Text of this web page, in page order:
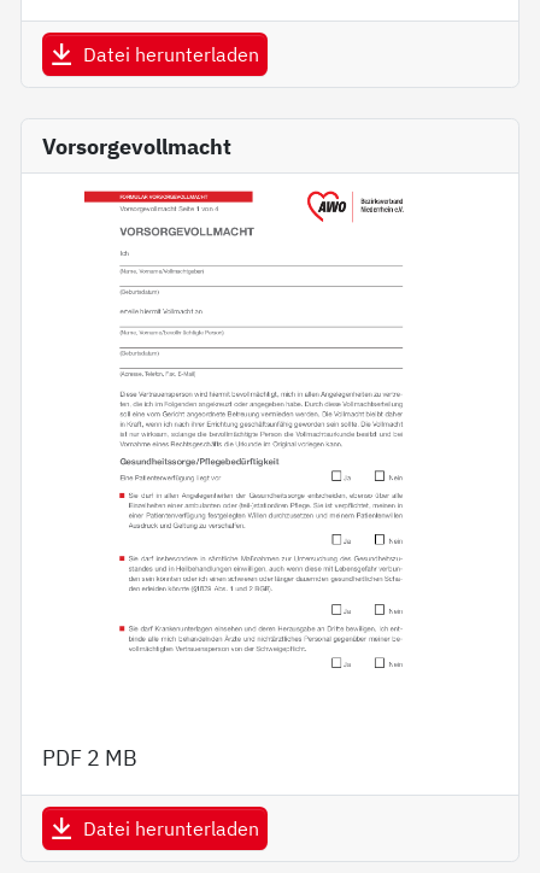
Datei herunterladen
Vorsorgevollmacht
PDF 2 MB
Datei herunterladen